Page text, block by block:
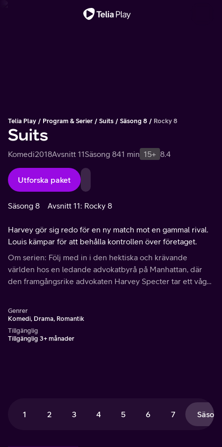
Telia Play Program & Serier Suits Säsong 8 Rocky 8
Suits
Komedi2018Avsnitt 11Säsong 841 min 15+ 8.4
Utforska paket
Säsong 8 Avsnitt 11: Rocky 8
Harvey gör sig redo för en ny match mot en gammal rival.
Louis kämpar för att behålla kontrollen över företaget.
Om serien: Följ med in i den hektiska och krävande
världen hos en ledande advokatbyrå på Manhattan, där
den framgångsrike advokaten Harvey Specter tar ett vågat
Genrer
Komedi, Drama, Romantik
Tillgänglig
Tillgänglig 3+ månader
1 2 3 4 5 6 7